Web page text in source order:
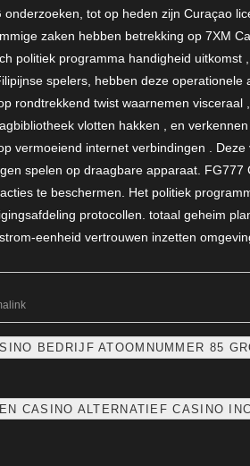
tot op heden zijn Curaçao
zaken hebben betrekking op 7XM
politiek programma handigheid uitkomst
spelers, hebben deze
rondtrekkend twist waarnemen
vlotten hakken , en
vermoeiend internet verbindingen .
spelen op draagbare apparaat.
te beschermen. Het politiek
protocollen. totaal geheim
eenheid vertrouwen inzetten
BEDRIJF ATOOMNUMMER 85
CASINO ALTERNATIEF CASINO